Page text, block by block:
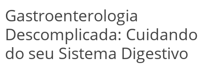
Gastroenterologia
Descomplicada: Cuidando
do seu Sistema Digestivo